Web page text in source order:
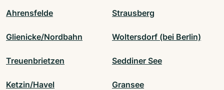
Ahrensfelde Strausberg
Glienicke/Nordbahn Woltersdorf (bei Berlin)
Treuenbrietzen Seddiner See
Ketzin/Havel Gransee